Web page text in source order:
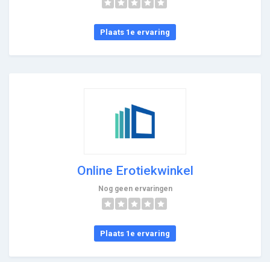
Plaats 1e ervaring
Online Erotiekwinkel
Nog geen ervaringen
Plaats 1e ervaring